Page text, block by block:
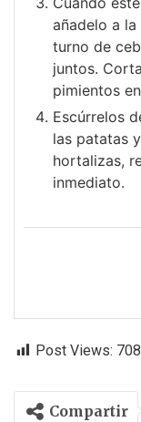
añadelo a
turno de
juntos.
pimientos
Escúrrelos
las patatas
hortalizas,
inmediato.
Post Views: 708
Compartir